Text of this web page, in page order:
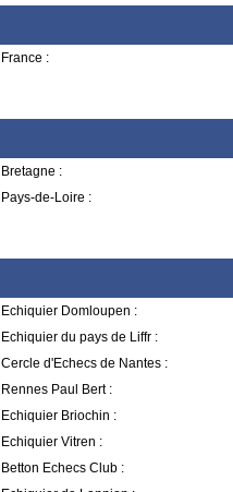
France :
Bretagne :
Pays-de-Loire :
Echiquier Domloupen :
Echiquier du pays de Liffr :
Cercle d'Echecs de Nantes :
Rennes Paul Bert :
Echiquier Briochin :
Echiquier Vitren :
Betton Echecs Club :